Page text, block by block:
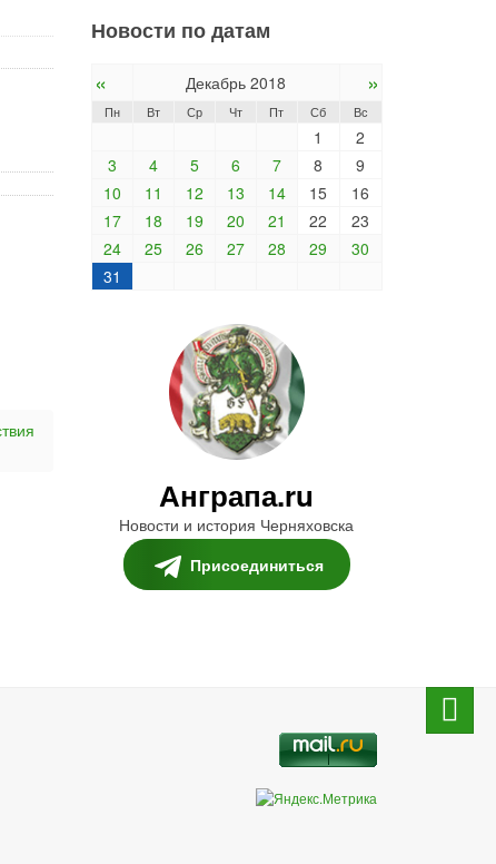
Новости по датам
« Декабрь 2018 »
Пн Вт Ср Чт Пт Сб Вс
1
2
3
4 5 6 7 8
9
10
11 12 13 14 15
16
17
18 19 20 21 22
23
24
25 26 27 28 29
30
31
Анграпа.ru
Новости и история Черняховска
Присоединиться